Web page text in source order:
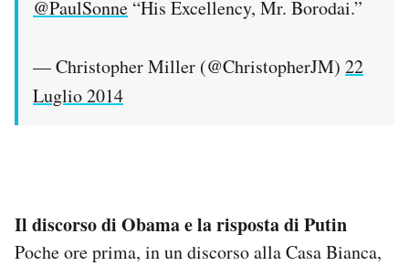
@PaulSonne “His Excellency, Mr. Borodai.”
— Christopher Miller (@ChristopherJM) 22
Luglio 2014
Il discorso di Obama e la risposta di Putin
Poche ore prima, in un discorso alla Casa Bianca,